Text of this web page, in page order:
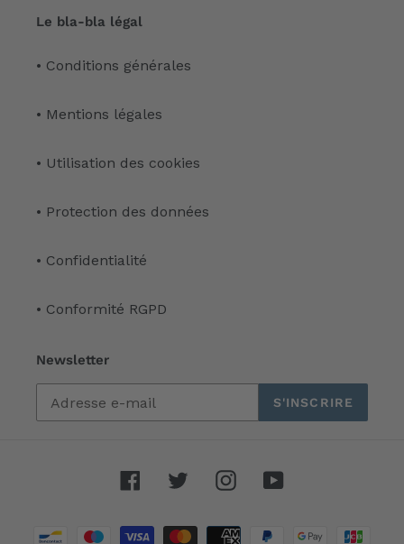
Le bla-bla légal
• Conditions générales
• Mentions légales
• Utilisation des cookies
• Protection des données
• Confidentialité
• Conformité RGPD
Newsletter
S'INSCRIRE
FacebookTwitterInstagram
Moyens